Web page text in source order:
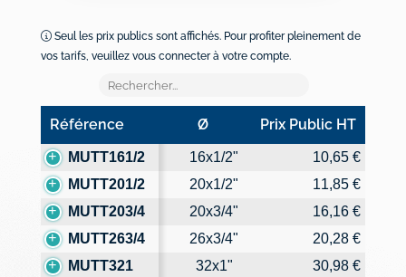
Seul les prix publics sont affichés. Pour profiter pleinement de
vos tarifs, veuillez vous connecter à votre compte.
Référence Ø Prix Public HT
Référence Ø Prix Public HT
MUTT161/2 16x1/2"
10,65 €
MUTT201/2
20x1/2"
11,85 €
MUTT203/4
20x3/4"
16,16 €
MUTT263/4
26x3/4"
20,28 €
MUTT321
32x1"
30,98 €